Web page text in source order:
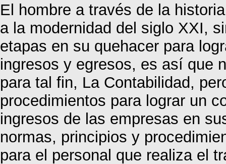
El hombre a través de la
a la modernidad del siglo XXI,
etapas en su quehacer para
ingresos y egresos, es así que
para tal fin, La Contabilidad,
procedimientos para lograr un
ingresos de las empresas en
normas, principios y
para el personal que realiza el